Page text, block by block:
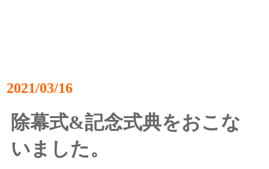
2021/03/16
除幕式&記念式典をおこな
いました。